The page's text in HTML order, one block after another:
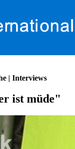
| Interviews
ist müde"